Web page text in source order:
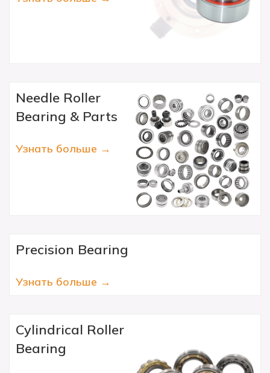
Needle Roller
Bearing & Parts
Узнать больше →
Precision Bearing
Узнать больше →
Cylindrical Roller
Bearing